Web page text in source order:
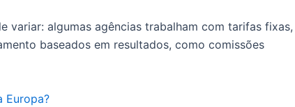
variar: algumas agências trabalham com tarifas fixas,
baseados em resultados, como comissões
Europa?